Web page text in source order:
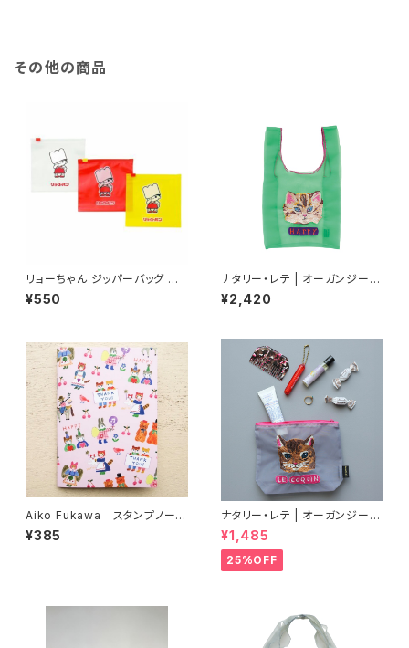
その他の商品
リョーちゃん ジッパーバッグ M
（6枚入り）
¥550
ナタリー・レテ | オーガンジーバ
ッグ S ブルーアイ | Organdy
Bag S Blue eye
¥2,420
Aiko Fukawa スタンプノー
ト Collect your Joy
¥385
ナタリー・レテ | オーガンジーポ
ーチ マヤ | Organdy Pouch
Maya
¥1,485
25%OFF